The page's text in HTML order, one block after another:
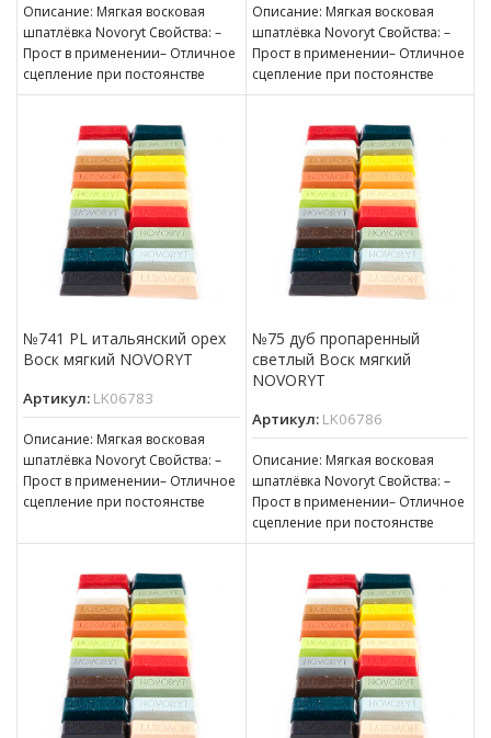
Описание: Мягкая восковая
шпатлёвка Novoryt Свойства: –
Прост в применении– Отличное
сцепление при постоянстве
консистенции– Готов к
Описание: Мягкая восковая
шпатлёвка Novoryt Свойства: –
Прост в применении– Отличное
сцепление при постоянстве
консистенции– Готов к
№741 PL итальянский орех
Воск мягкий NOVORYT
Артикул: LK06783
Описание: Мягкая восковая
шпатлёвка Novoryt Свойства: –
Прост в применении– Отличное
сцепление при постоянстве
нанесению– Пригоден для
№75 дуб пропаренный
светлый Воск мягкий
NOVORYT
Артикул: LK06786
Описание: Мягкая восковая
шпатлёвка Novoryt Свойства: –
Прост в применении– Отличное
сцепление при постоянстве
консистенции– Готов к